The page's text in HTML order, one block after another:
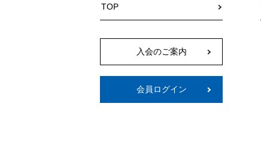
TOP
入会のご案内
会員ログイン